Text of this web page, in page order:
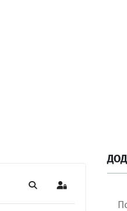
Пошук Sign In